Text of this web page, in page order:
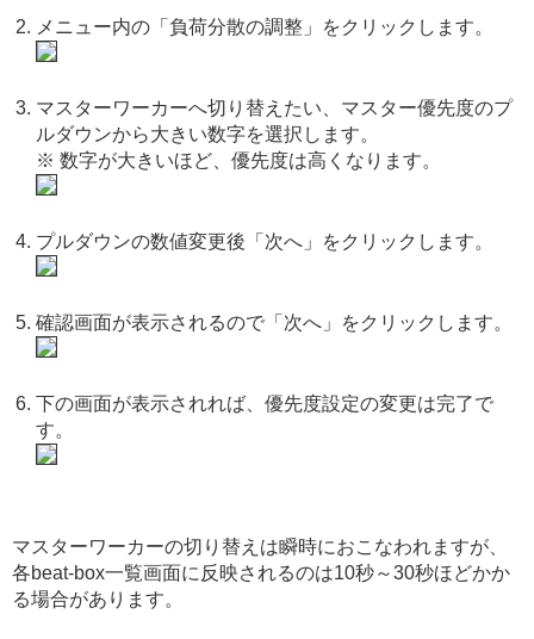
メニュー内の「負荷分散の調整」をクリックします。
マスターワーカーへ切り替えたい、マスター優先度のプ
ルダウンから大きい数字を選択します。
※ 数字が大きいほど、優先度は高くなります。
プルダウンの数値変更後「次へ」をクリックします。
確認画面が表示されるので「次へ」をクリックします。
下の画面が表示されれば、優先度設定の変更は完了で
す。
マスターワーカーの切り替えは瞬時におこなわれますが、
各beat-box一覧画面に反映されるのは10秒～30秒ほどかか
る場合があります。